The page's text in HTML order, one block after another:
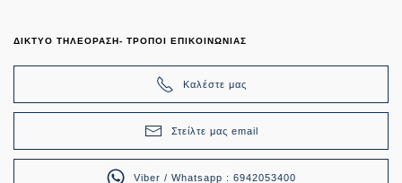
ΔΙΚΤΥΟ ΤΗΛΕΟΡΑΣΗ- ΤΡΟΠΟΙ ΕΠΙΚΟΙΝΩΝΙΑΣ
Καλέστε μας
Στείλτε μας email
Viber / Whatsapp : 6942053400